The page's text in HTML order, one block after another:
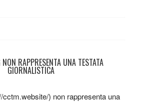
RAPPRESENTA UNA TESTATA
GIORNALISTICA
) non rappresenta una